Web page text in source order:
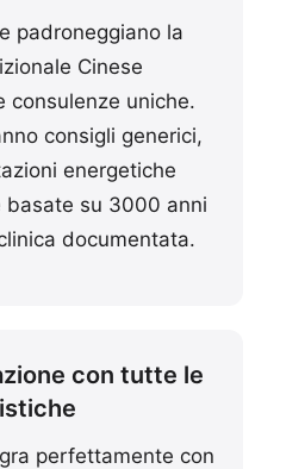
padroneggiano la
Cinese
consulenze uniche.
consigli generici,
energetiche
basate su 3000 anni
documentata.
con tutte le
perfettamente con